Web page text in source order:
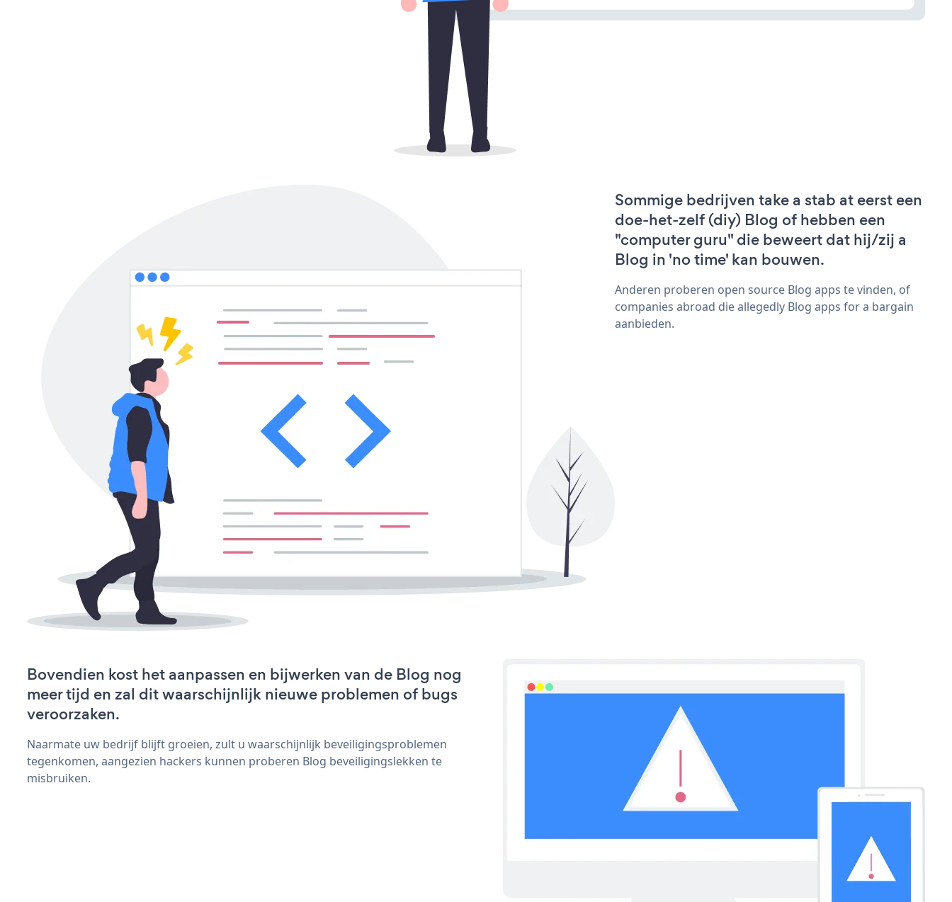
Sommige bedrijven take a stab at eerst een
doe-het-zelf (diy) Blog of hebben een
"computer guru" die beweert dat hij/zij a
Blog in 'no time' kan bouwen.
Anderen proberen open source Blog apps te vinden, of
companies abroad die allegedly Blog apps for a bargain
aanbieden.
Bovendien kost het aanpassen en bijwerken van de Blog nog
meer tijd en zal dit waarschijnlijk nieuwe problemen of bugs
veroorzaken.
Naarmate uw bedrijf blijft groeien, zult u waarschijnlijk beveiligingsproblemen
tegenkomen, aangezien hackers kunnen proberen Blog beveiligingslekken te
misbruiken.